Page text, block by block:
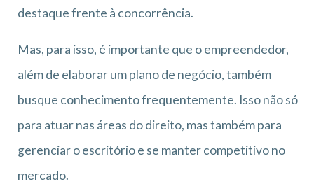
destaque frente à concorrência.
Mas, para isso, é importante que o empreendedor,
além de elaborar um plano de negócio, também
busque conhecimento frequentemente. Isso não só
para atuar nas áreas do direito, mas também para
gerenciar o escritório e se manter competitivo no
mercado.